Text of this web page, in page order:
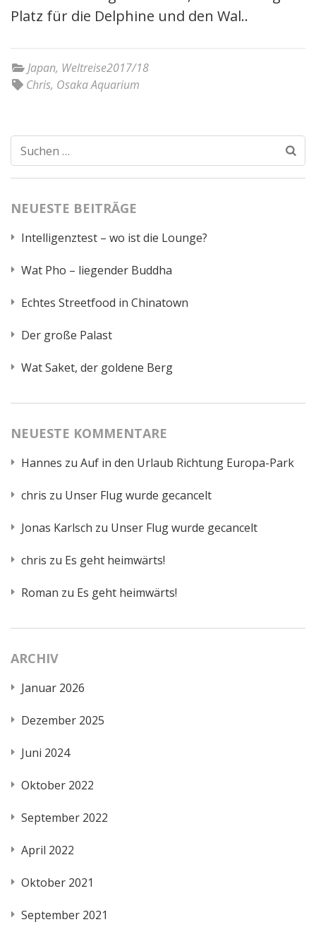
Platz für die Delphine und den Wal..
Japan, Weltreise2017/18
Chris, Osaka Aquarium
Suchen
nach:
NEUESTE BEITRÄGE
Intelligenztest – wo ist die Lounge?
Wat Pho – liegender Buddha
Echtes Streetfood in Chinatown
Der große Palast
Wat Saket, der goldene Berg
NEUESTE KOMMENTARE
Hannes zu Auf in den Urlaub Richtung Europa-Park
chris zu Unser Flug wurde gecancelt
Jonas Karlsch zu Unser Flug wurde gecancelt
chris zu Es geht heimwärts!
Roman zu Es geht heimwärts!
ARCHIV
Januar 2026
Dezember 2025
Juni 2024
Oktober 2022
September 2022
April 2022
Oktober 2021
September 2021